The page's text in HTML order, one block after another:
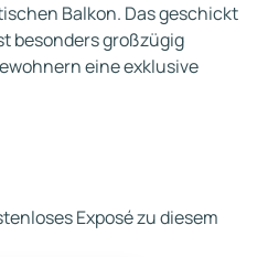
Balkon. Das geschickt
besonders großzügig
eine exklusive
Exposé zu diesem